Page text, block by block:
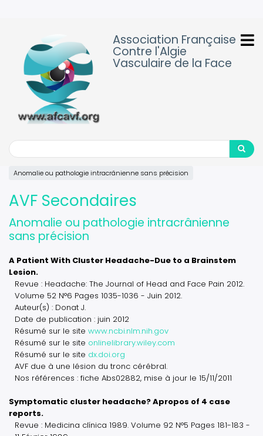
Association Française
Contre l'Algie
Vasculaire de la Face
Search
Search
Anomalie ou pathologie intracrânienne sans précision
AVF Secondaires
Anomalie ou pathologie intracrânienne
sans précision
A Patient With Cluster Headache-Due to a Brainstem
Lesion.
Revue : Headache: The Journal of Head and Face Pain 2012.
Volume 52 N°6 Pages 1035-1036 - Juin 2012.
Auteur(s) : Donat J.
Date de publication : juin 2012
Résumé sur le site www.ncbi.nlm.nih.gov
Résumé sur le site onlinelibrary.wiley.com
Résumé sur le site dx.doi.org
AVF due à une lésion du tronc cérébral.
Nos références : fiche Abs02882, mise à jour le 15/11/2011
Symptomatic cluster headache? Apropos of 4 case
reports.
Revue : Medicina clínica 1989. Volume 92 N°5 Pages 181-183 -